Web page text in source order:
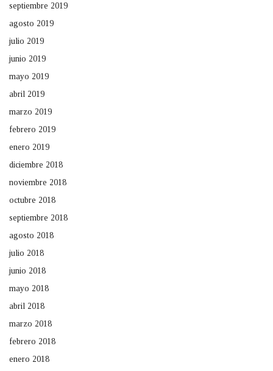
septiembre 2019
agosto 2019
julio 2019
junio 2019
mayo 2019
abril 2019
marzo 2019
febrero 2019
enero 2019
diciembre 2018
noviembre 2018
octubre 2018
septiembre 2018
agosto 2018
julio 2018
junio 2018
mayo 2018
abril 2018
marzo 2018
febrero 2018
enero 2018